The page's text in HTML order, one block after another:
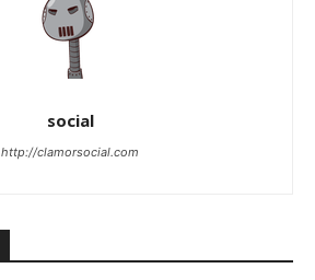
social
http://clamorsocial.com